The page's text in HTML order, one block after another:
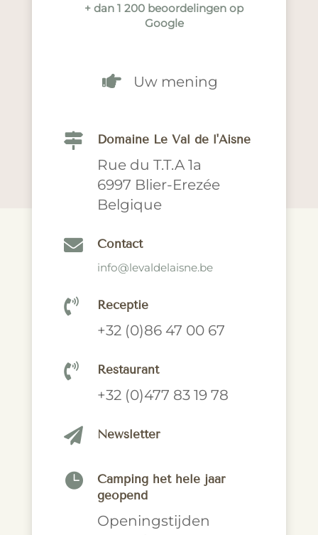
+ dan 1 200 beoordelingen op
Google
 Uw mening
 Domaine Le Val de l'Aisne
Rue du T.T.A 1a
6997 Blier-Erezée
Belgique
 Contact
info@levaldelaisne.be
 Receptie
+32 (0)86 47 00 67
 Restaurant
+32 (0)477 83 19 78
 Newsletter

Camping het hele jaar
geopend
Openingstijden